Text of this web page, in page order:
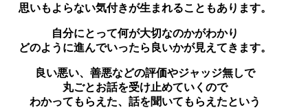
思いもよらない気付きが生まれることもあります。
自分にとって何が大切なのかがわかり
どのように進んでいったら良いかが見えてきます。
良い悪い、善悪などの評価やジャッジ無しで
丸ごとお話を受け止めていくので
わかってもらえた、話を聞いてもらえたという